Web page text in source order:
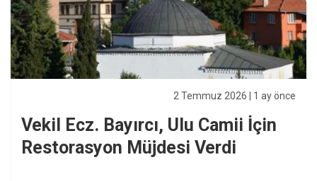
2 Temmuz 2026 | 1 ay önce
Vekil Ecz. Bayırcı, Ulu Camii İçin
Restorasyon Müjdesi Verdi